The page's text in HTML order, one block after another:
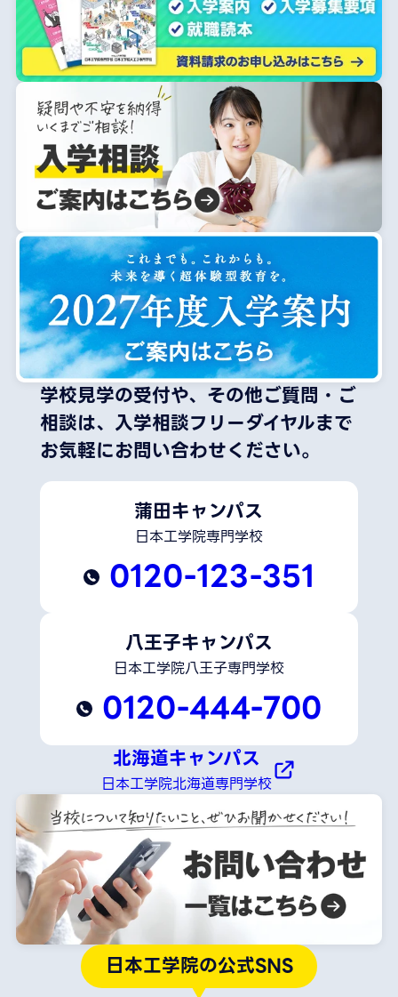
学校見学の受付や、その他ご質問・ご
相談は、 入学相談フリーダイヤルまで
お気軽にお問い合わせください。
蒲田キャンパス
日本工学院専門学校
0120-123-351
八王子キャンパス
日本工学院八王子専門学校
0120-444-700
北海道キャンパス
日本工学院北海道専門学校
日本工学院の公式SNS